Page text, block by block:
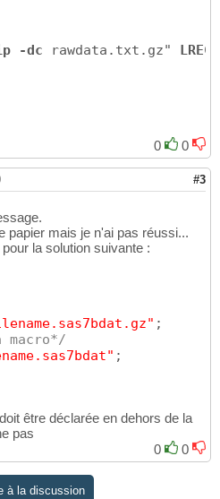
-dc rawdata.txt.gz"
0
0
#3
papier mais je n'ai pas réussi...
la solution suivante :
;
être déclarée en dehors de la
pas
0
0
à la discussion